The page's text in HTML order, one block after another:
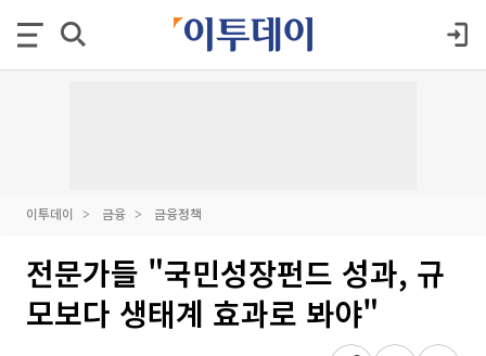
이투데이 금융 금융정책
전문가들 "국민성장펀드 성과, 규
모보다 생태계 효과로 봐야"